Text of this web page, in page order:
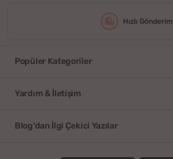
Hızlı Gönderim
Popüler Kategoriler
Yardım & İletişim
Blog'dan İlgi Çekici Yazılar